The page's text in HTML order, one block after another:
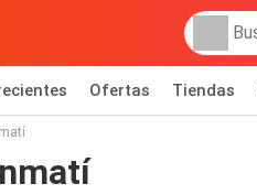
Ofertas Tiendas